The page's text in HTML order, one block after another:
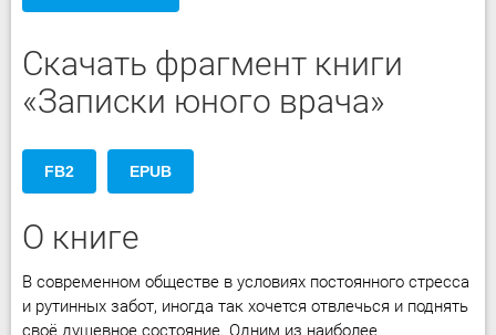
Скачать фрагмент книги
«Записки юного врача»
FB2 EPUB
О книге
В современном обществе в условиях постоянного стресса
и рутинных забот, иногда так хочется отвлечься и поднять
своё душевное состояние. Одним из наиболее